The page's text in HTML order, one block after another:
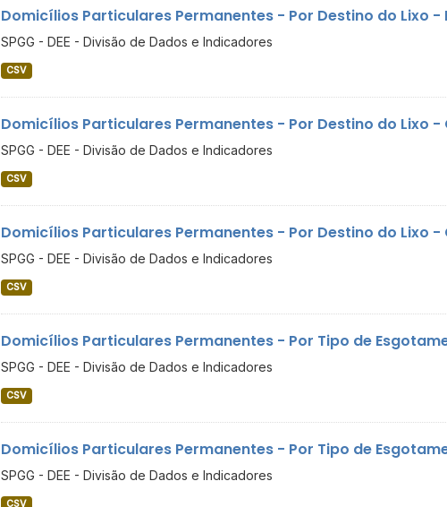
Domicílios Particulares Permanentes - Por Destino do Lixo -
SPGG - DEE - Divisão de Dados e Indicadores
CSV
Domicílios Particulares Permanentes - Por Destino do Lixo -
SPGG - DEE - Divisão de Dados e Indicadores
CSV
Domicílios Particulares Permanentes - Por Destino do Lixo
SPGG - DEE - Divisão de Dados e Indicadores
CSV
Domicílios Particulares Permanentes - Por Tipo de
SPGG - DEE - Divisão de Dados e Indicadores
CSV
Domicílios Particulares Permanentes - Por Tipo de
SPGG - DEE - Divisão de Dados e Indicadores
CSV